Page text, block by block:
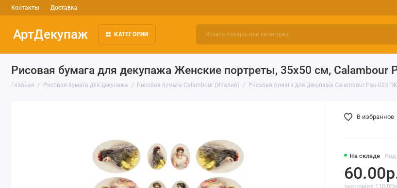
Контакты Доставка
АртДекупаж КАТЕГОРИИ
Рисовая бумага для декупажа Женские портреты, 35х50 см, Calambour
Главная Рисовая бумага для декупажа Рисовая бумага Calambour (Италия) Рисовая бумага для декупажа Calambour Pau-025
На складе Код
экономия
В избранное